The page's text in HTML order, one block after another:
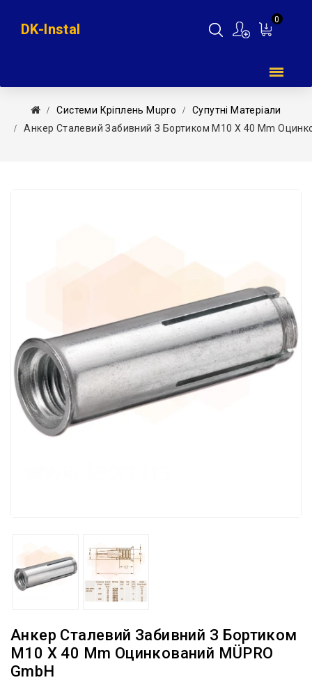
0
DK-Instal
Системи Кріплень Mupro
Супутні Матеріали
Анкер Сталевий Забивний З Бортиком М10 Х 40 Mm
Анкер Сталевий Забивний З Бортиком
М10 Х 40 Mm Оцинкований MÜPRO
GmbH